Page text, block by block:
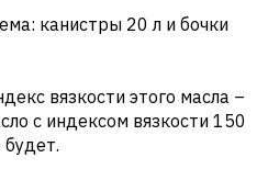
канистры 20 л и бочки
вязкости этого масла –
с индексом вязкости 150
будет.